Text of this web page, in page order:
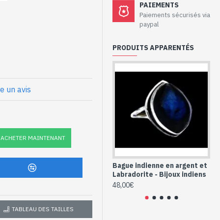
Bague argent
Labradorite
LAB-251P-
un avis
ACHETER MAINTENANT
TABLEAU DES TAILLES
PAIEMENTS
Paiements sécurisés via
paypal
PRODUITS APPARENTÉS
Bague indienne en argent et
Labradorite - Bijoux indiens
48,00€